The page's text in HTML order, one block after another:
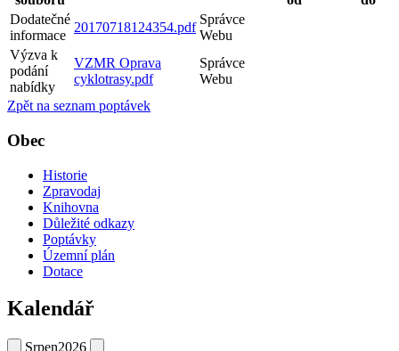
Dodatečné
informace
20170718124354.pdf
Správce
Webu
Výzva k
podání
nabídky
VZMR Oprava
cyklotrasy.pdf
Správce
Webu
Zpět na seznam poptávek
Obec
Historie
Zpravodaj
Knihovna
Důležité odkazy
Poptávky
Územní plán
Dotace
Kalendář
Srpen2026